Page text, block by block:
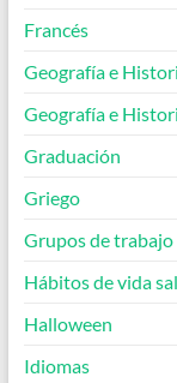
Francés
Geografía e
Geografía e
Graduación
Griego
Grupos de trabajo
Hábitos de vida
Halloween
Idiomas